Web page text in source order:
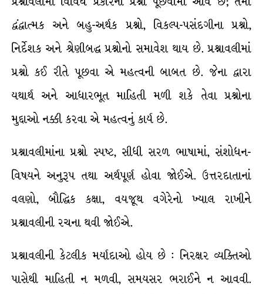
દ્વંદ્વાત્મક અને બહુ-અર્થક પ્રશ્નો, વિકલ્પ-પસંદગીના પ્રશ્નો,
નિર્દેશક અને શ્રેણીબદ્ધ પ્રશ્નોનો સમાવેશ થાય છે. પ્રશ્નાવલીમાં
પ્રશ્નો કઈ રીતે પૂછવા એ મહત્વની બાબત છે. જેના દ્વારા
યથાર્થ અને આધારભૂત માહિતી મળી શકે તેવા પ્રશ્નોના
મુદ્દાઓ નક્કી કરવા એ મહત્વનું કાર્ય છે.
પ્રશ્નાવલીમાંના પ્રશ્નો સ્પષ્ટ, સીધી સરળ ભાષામાં, સંશોધન-
વિષયને અનુરૂપ તથા અર્થપૂર્ણ હોવા જોઈએ. ઉત્તરદાતાનાં
વલણો, બૌદ્ધિક કક્ષા, વયજૂથ વગેરેનો ખ્યાલ રાખીને
પ્રશ્નાવલીની રચના થવી જોઈએ.
પ્રશ્નાવલીની કેટલીક મર્યાદાઓ હોય છે : નિરક્ષર વ્યક્તિઓ
પાસેથી માહિતી ન મળવી, સમયસર ભરાઈને ન આવવી.